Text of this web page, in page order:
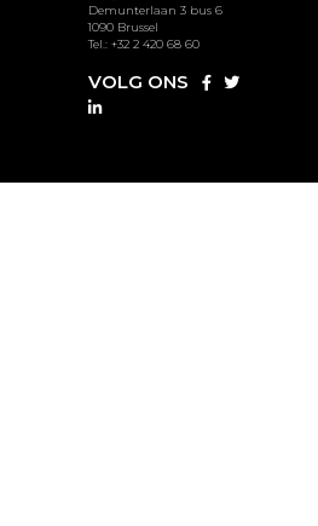
Demunterlaan 3 bus 6
1090 Brussel
Tel.: +32 2 420 68 60
VOLG ONS